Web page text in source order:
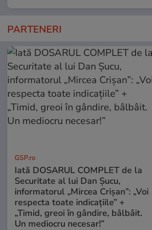
PARTENERI
GSP.ro
Iată DOSARUL COMPLET de la
Securitate al lui Dan Șucu,
informatorul „Mircea Crișan”: „Voi
respecta toate indicațiile” +
„Timid, greoi în gândire, bâlbâit.
Un mediocru necesar!”